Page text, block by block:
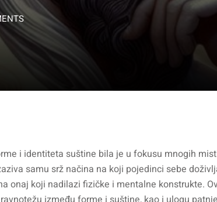
i identiteta suštine bila je u fokusu mnogih
samu srž načina na koji pojedinci sebe
onaj koji nadilazi fizičke i mentalne konstrukte.